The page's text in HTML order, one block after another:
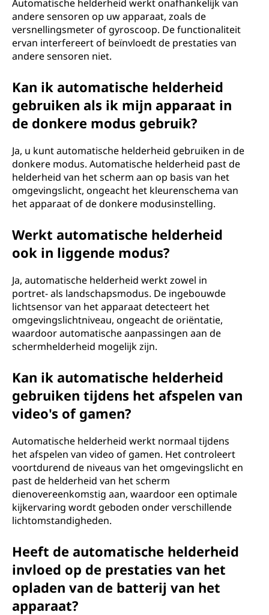
Automatische helderheid werkt onafhankelijk van
andere sensoren op uw apparaat, zoals de
versnellingsmeter of gyroscoop. De functionaliteit
ervan interfereert of beïnvloedt de prestaties van
andere sensoren niet.
Kan ik automatische helderheid
gebruiken als ik mijn apparaat in
de donkere modus gebruik?
Ja, u kunt automatische helderheid gebruiken in de
donkere modus. Automatische helderheid past de
helderheid van het scherm aan op basis van het
omgevingslicht, ongeacht het kleurenschema van
het apparaat of de donkere modusinstelling.
Werkt automatische helderheid
ook in liggende modus?
Ja, automatische helderheid werkt zowel in
portret- als landschapsmodus. De ingebouwde
lichtsensor van het apparaat detecteert het
omgevingslichtniveau, ongeacht de oriëntatie,
waardoor automatische aanpassingen aan de
schermhelderheid mogelijk zijn.
Kan ik automatische helderheid
gebruiken tijdens het afspelen van
video's of gamen?
Automatische helderheid werkt normaal tijdens
het afspelen van video of gamen. Het controleert
voortdurend de niveaus van het omgevingslicht en
past de helderheid van het scherm
dienovereenkomstig aan, waardoor een optimale
kijkervaring wordt geboden onder verschillende
lichtomstandigheden.
Heeft de automatische helderheid
invloed op de prestaties van het
opladen van de batterij van het
apparaat?